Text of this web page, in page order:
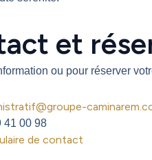
et
ou pour réserver
41 00 98
de contact